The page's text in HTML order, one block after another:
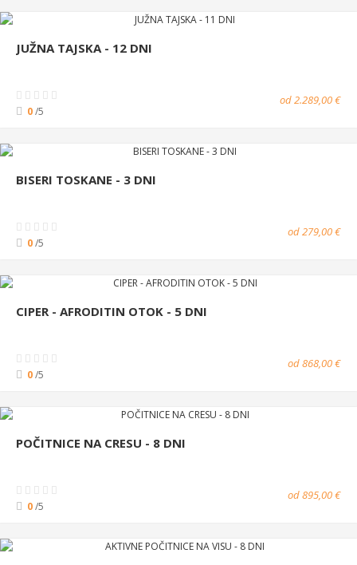
JUŽNA TAJSKA - 12 DNI
0/5
od 2.289,00 €
BISERI TOSKANE - 3 DNI
0/5
od 279,00 €
CIPER - AFRODITIN OTOK - 5 DNI
0/5
od 868,00 €
POČITNICE NA CRESU - 8 DNI
0/5
od 895,00 €